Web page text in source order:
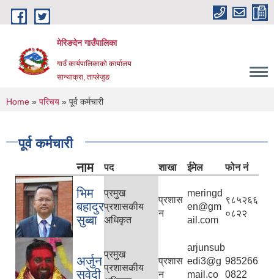
Skip to main content
मेरिङदेन गाउँपालिका
गाउँ कार्यपालिकाको कार्यालय
सान्थाक्रा, ताप्लेजुङ
You are here
Home » परिचय » पूर्व कर्मचारी
पूर्व कर्मचारी
नाम पद शाखा ईमेल फोन नं
भिम
बहादुर
सुब्बा
प्रमुख
प्रशासकीय
अधिकृत
प्रशास
न
meringd
en@gm
ail.com
९८५२६६
०८२२
अर्जुन
सुवेदी
प्रमुख
प्रशासकीय
प्रशास
न
arjunsub
edi3@g
mail.co
985266
0822